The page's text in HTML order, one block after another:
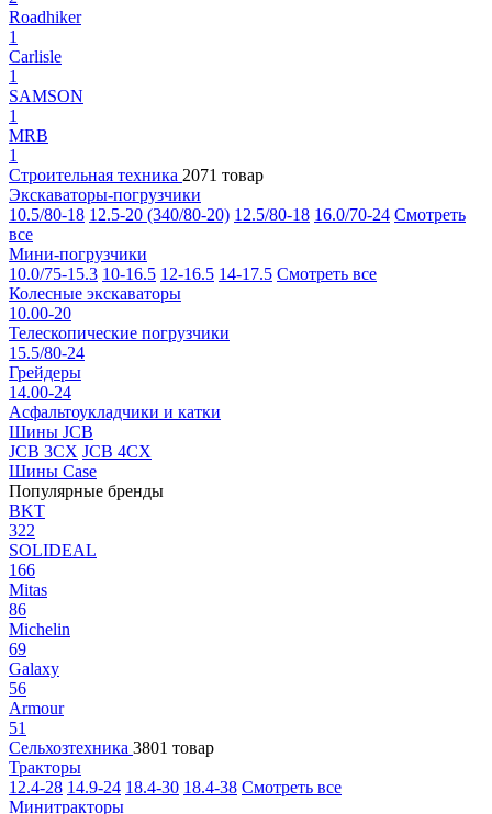
Roadhiker
1
Carlisle
1
SAMSON
1
MRB
1
Строительная техника 2071 товар
Экскаваторы-погрузчики
10.5/80-18 12.5-20 (340/80-20) 12.5/80-18 16.0/70-24 Смотреть
все
Мини-погрузчики
10.0/75-15.3 10-16.5 12-16.5 14-17.5 Смотреть все
Колесные экскаваторы
10.00-20
Телескопические погрузчики
15.5/80-24
Грейдеры
14.00-24
Асфальтоукладчики и катки
Шины JCB
JCB 3CX JCB 4CX
Шины Case
Популярные бренды
BKT
322
SOLIDEAL
166
Mitas
86
Michelin
69
Galaxy
56
Armour
51
Сельхозтехника 3801 товар
Тракторы
12.4-28 14.9-24 18.4-30 18.4-38 Смотреть все
Минитракторы